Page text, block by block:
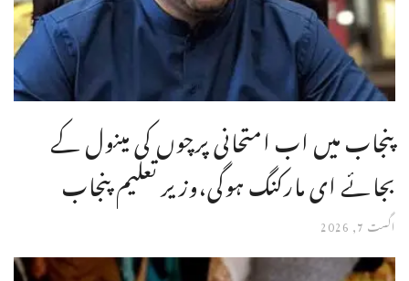
پنجاب میں اب امتحانی پرچوں کی مینول کے
بجائے ای مارکنگ ہوگی،وزیر تعلیم پنجاب
اگست 7, 2026